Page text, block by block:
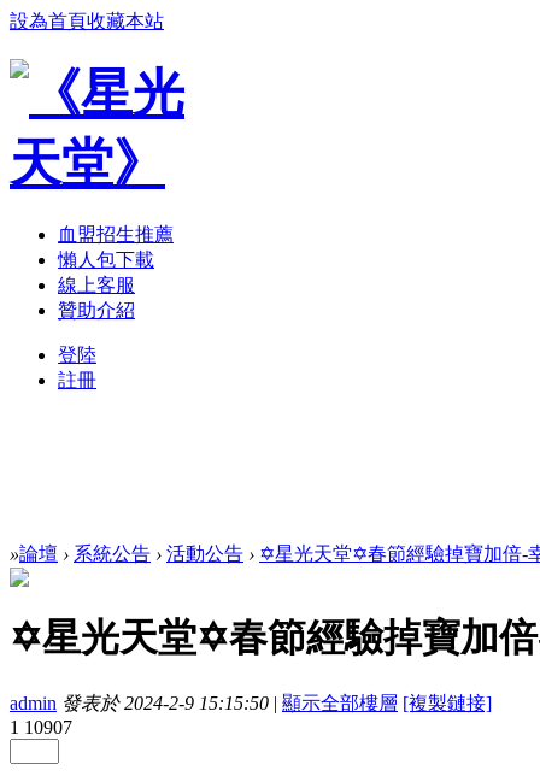
設為首頁收藏本站
血盟招生推薦
懶人包下載
線上客服
贊助介紹
登陸
註冊
»論壇 › 系統公告 › 活動公告 › ✡星光天堂✡春節經驗掉寶加倍-
✡星光天堂✡春節經驗掉寶加
admin 發表於 2024-2-9 15:15:50 | 顯示全部樓層 [複製鏈接]
1 10907